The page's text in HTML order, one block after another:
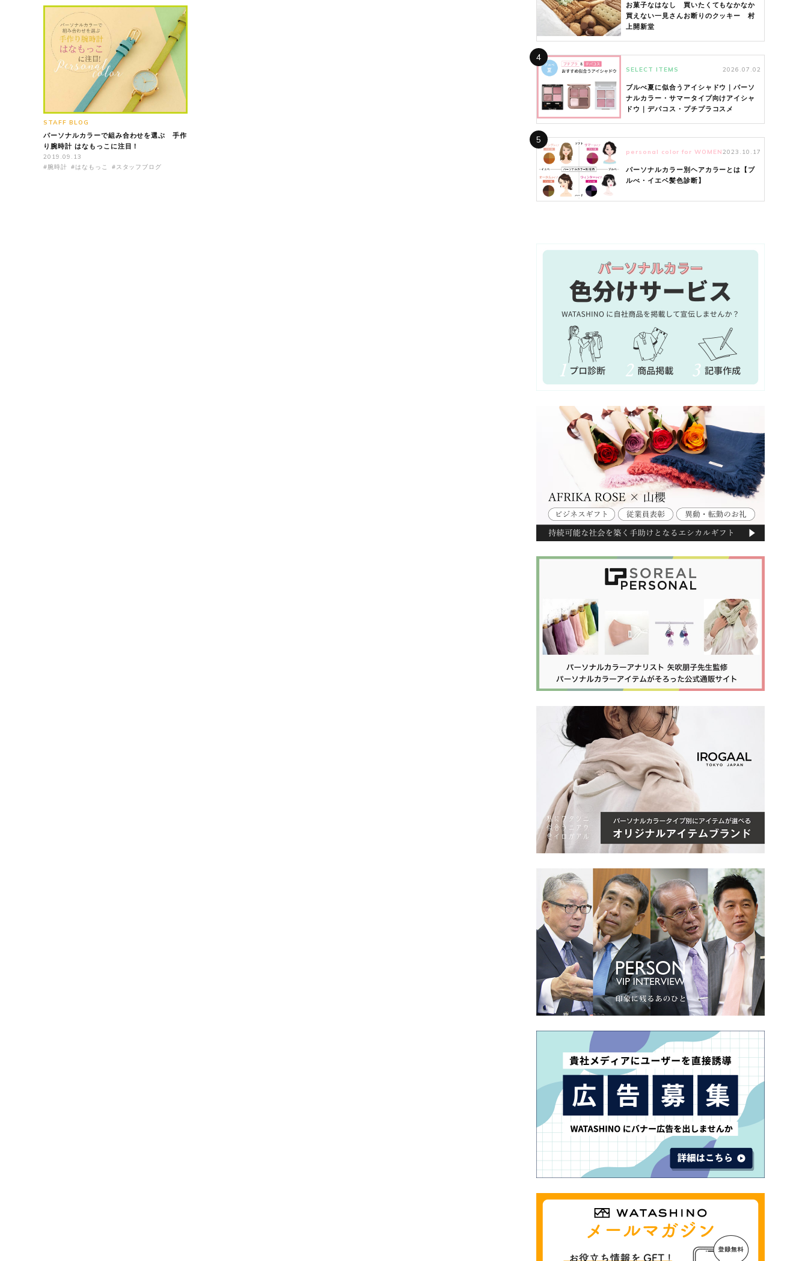
STAFF BLOG
パーソナルカラーで組み合わせを選ぶ 手作
り腕時計 はなもっこに注目！
2019.09.13
#腕時計 #はなもっこ #スタッフブログ
お菓子なはなし 買いたくてもなかなか
買えない一見さんお断りのクッキー 村
上開新堂
4
SELECT ITEMS 2026.07.02
ブルべ夏に似合うアイシャドウ｜パーソ
ナルカラー・サマータイプ向けアイシャ
ドウ｜デパコス・プチプラコスメ
5
personal color for WOMEN2023.10.17
パーソナルカラー別ヘアカラーとは【ブ
ルべ・イエベ髪色診断】